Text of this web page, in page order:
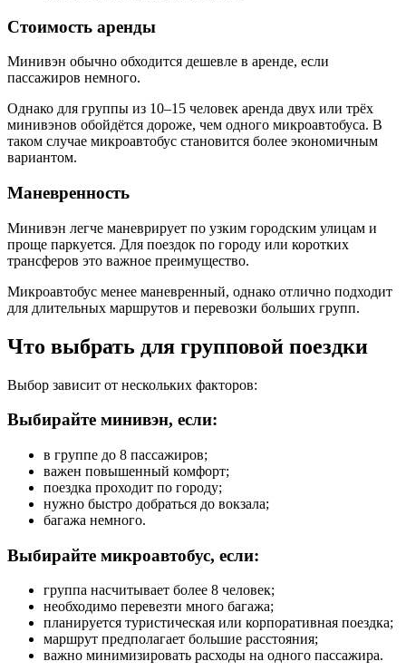
Стоимость аренды
Минивэн обычно обходится дешевле в аренде, если
пассажиров немного.
Однако для группы из 10–15 человек аренда двух или трёх
минивэнов обойдётся дороже, чем одного микроавтобуса. В
таком случае микроавтобус становится более экономичным
вариантом.
Маневренность
Минивэн легче маневрирует по узким городским улицам и
проще паркуется. Для поездок по городу или коротких
трансферов это важное преимущество.
Микроавтобус менее маневренный, однако отлично подходит
для длительных маршрутов и перевозки больших групп.
Что выбрать для групповой поездки
Выбор зависит от нескольких факторов:
Выбирайте минивэн, если:
в группе до 8 пассажиров;
важен повышенный комфорт;
поездка проходит по городу;
нужно быстро добраться до вокзала;
багажа немного.
Выбирайте микроавтобус, если:
группа насчитывает более 8 человек;
необходимо перевезти много багажа;
планируется туристическая или корпоративная поездка;
маршрут предполагает большие расстояния;
важно минимизировать расходы на одного пассажира.